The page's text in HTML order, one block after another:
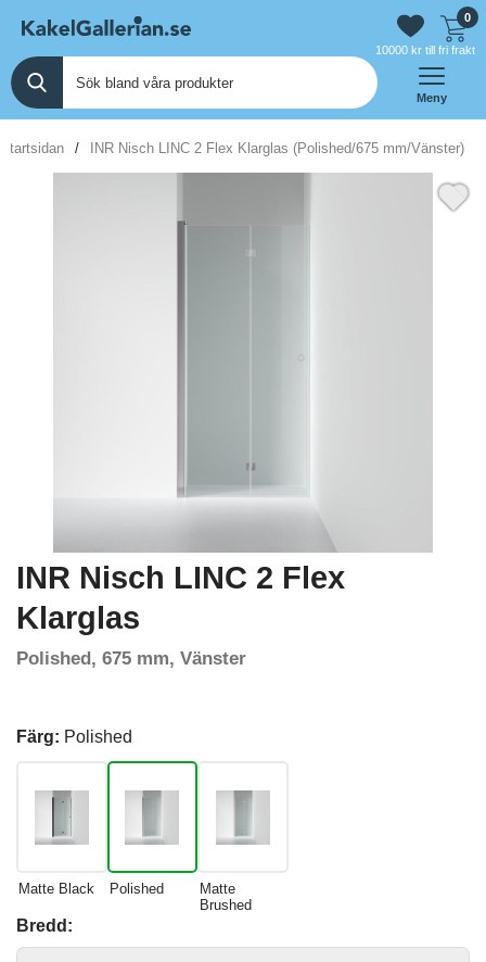
0
10000 kr till fri frakt
Meny
Startsidan INR Nisch LINC 2 Flex Klarglas (Polished/675 mm/Vänster)
INR Nisch LINC 2 Flex
Klarglas
Polished, 675 mm, Vänster
Färg: Polished
Matte Black Polished
Matte
Brushed
Bredd: